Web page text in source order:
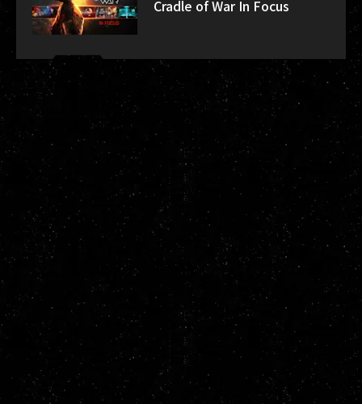
Cradle of War In Focus